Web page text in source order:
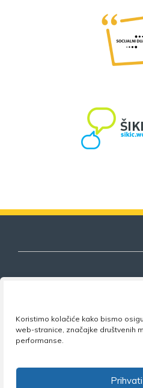
Koristimo kolačiće kako bismo
web-stranice, značajke društvenih
performanse.
obrazovanja
•Facebook: NSZVO